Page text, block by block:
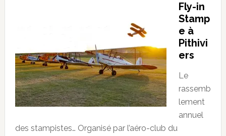
Fly-in
Stamp
e à
Pithivi
ers
Le
rassemb
lement
annuel
des stampistes… Organisé par l’aéro-club du